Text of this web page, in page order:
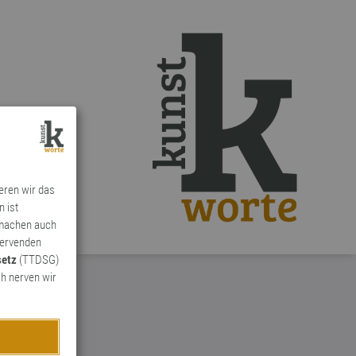
wir das
ist
auch
(TTDSG)
nerven wir